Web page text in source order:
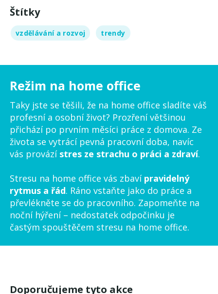
Štítky
vzdělávání a rozvoj trendy
Režim na home office
Taky jste se těšili, že na home office sladíte váš
profesní a osobní život? Prozření většinou
přichází po prvním měsíci práce z domova. Ze
života se vytrácí pevná pracovní doba, navíc
vás provází stres ze strachu o práci a zdraví.
Stresu na home office vás zbaví pravidelný
rytmus a řád. Ráno vstaňte jako do práce a
převlékněte se do pracovního. Zapomeňte na
noční hýření – nedostatek odpočinku je
častým spouštěčem stresu na home office.
Doporučujeme tyto akce